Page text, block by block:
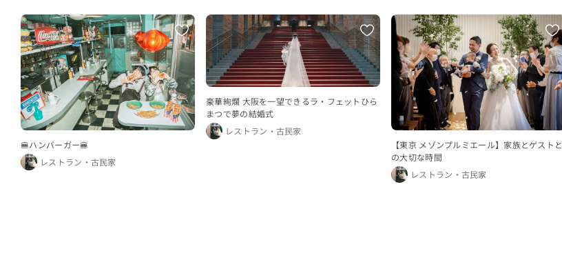
🍔ハンバーガー🍔
レストラン・古民家
豪華絢爛 大阪を一望できるラ・フェットひら
まつで夢の結婚式
レストラン・古民家
【東京 メゾンプルミエール】家族とゲストと
の大切な時間
レストラン・古民家